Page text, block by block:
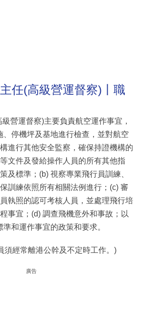
任(高級營運督察)丨職
營運督察)主要負責航空運作事宜，
、停機坪及基地進行檢查，並對航空
進行其他安全監察，確保持證機構的
文件及發給操作人員的所有其他指
及標準；(b) 視察專業飛行員訓練、
訓練依照所有相關法例進行；(c) 審
執照的認可考核人員，並處理飛行培
事宜；(d) 調查飛機意外和事故；以
和運作事宜的政策和要求。
須經常離港公幹及不定時工作。)
廣告